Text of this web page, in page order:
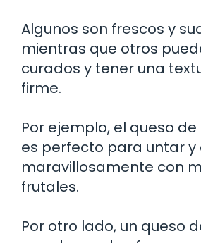
Algunos son frescos y
mientras que otros
curados y tener una
firme.
Por ejemplo, el queso
es perfecto para untar y
maravillosamente con
frutales.
Por otro lado, un queso